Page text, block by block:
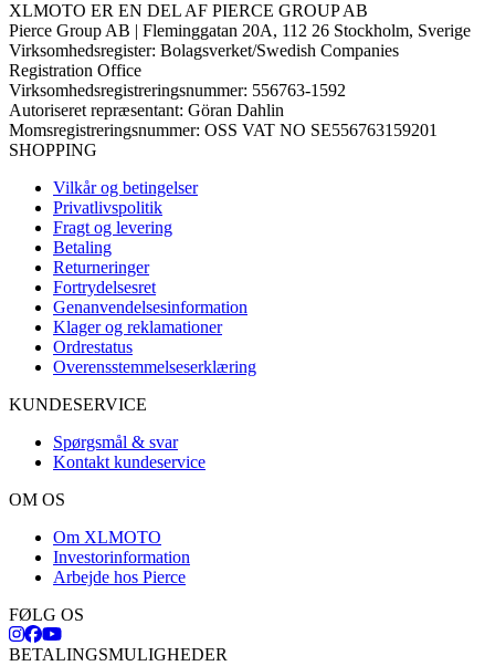
XLMOTO ER EN DEL AF PIERCE GROUP AB
Pierce Group AB | Fleminggatan 20A, 112 26 Stockholm, Sverige
Virksomhedsregister: Bolagsverket/Swedish Companies
Registration Office
Virksomhedsregistreringsnummer: 556763-1592
Autoriseret repræsentant: Göran Dahlin
Momsregistreringsnummer: OSS VAT NO SE556763159201
SHOPPING
Vilkår og betingelser
Privatlivspolitik
Fragt og levering
Betaling
Returneringer
Fortrydelsesret
Genanvendelsesinformation
Klager og reklamationer
Ordrestatus
Overensstemmelseserklæring
KUNDESERVICE
Spørgsmål & svar
Kontakt kundeservice
OM OS
Om XLMOTO
Investorinformation
Arbejde hos Pierce
FØLG OS
BETALINGSMULIGHEDER